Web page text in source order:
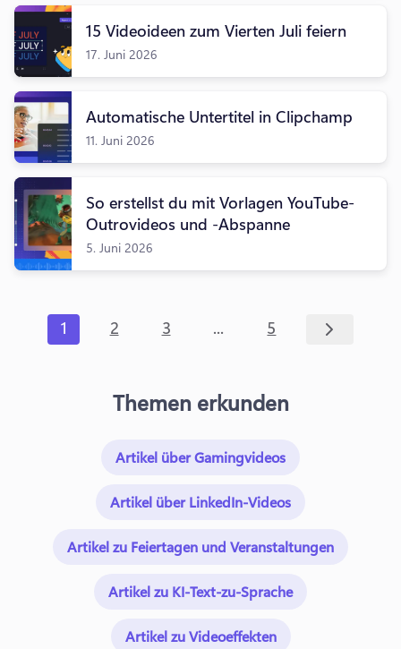
15 Videoideen zum Vierten Juli feiern
17. Juni 2026
Automatische Untertitel in Clipchamp
11. Juni 2026
So erstellst du mit Vorlagen YouTube-
Outrovideos und -Abspanne
5. Juni 2026
1 2 3 ... 5
Themen erkunden
Artikel über Gamingvideos
Artikel über LinkedIn-Videos
Artikel zu Feiertagen und Veranstaltungen
Artikel zu KI-Text-zu-Sprache
Artikel zu Videoeffekten